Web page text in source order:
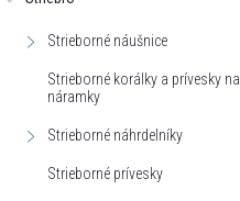
Strieborné náušnice
Strieborné korálky a prívesky na
náramky
Strieborné náhrdelníky
Strieborné prívesky